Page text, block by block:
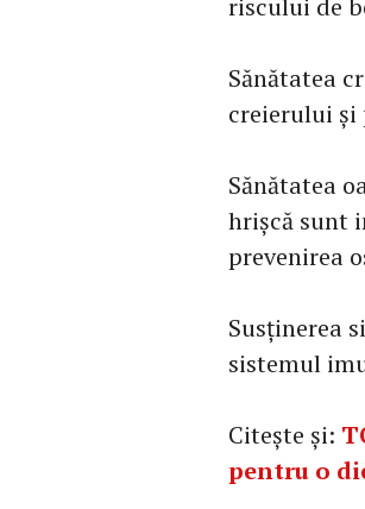
riscului de
Sănătatea
creierului și
Sănătatea
hrișcă sunt
prevenirea
Susținerea
sistemul
Citește și:
pentru o